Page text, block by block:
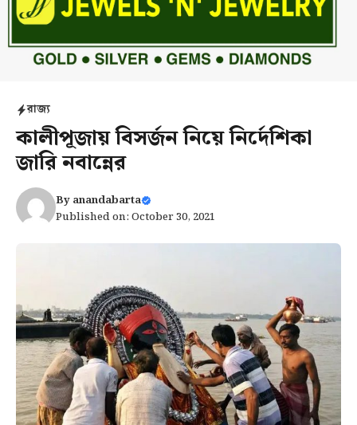
রাজ্য
কালীপূজায় বিসর্জন নিয়ে নির্দেশিকা
জারি নবান্নের
Byanandabarta
Published on: October 30, 2021